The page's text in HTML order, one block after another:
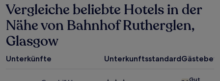
den
letzten
24 Stunden
für
einen
Aufenthalt
mit
Vergleiche beliebte Hotels in der
Nähe von Bahnhof Rutherglen,
Glasgow
Unterkünfte Unterkunftsstandard
Gut